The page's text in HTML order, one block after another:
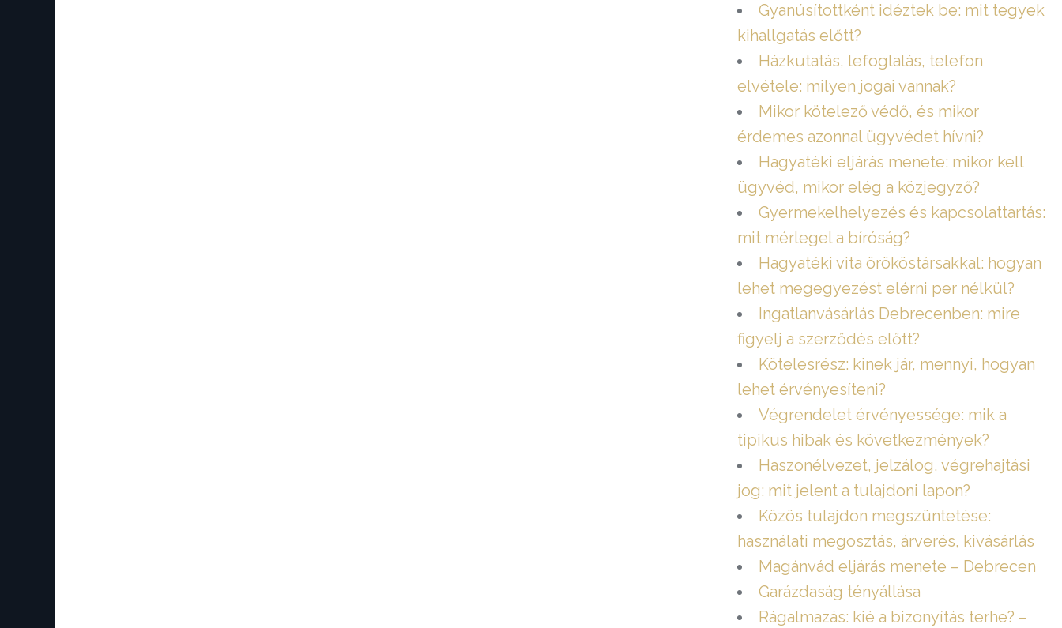
Gyanúsítottként idéztek be: mit tegyek
kihallgatás előtt?
Házkutatás, lefoglalás, telefon
elvétele: milyen jogai vannak?
Mikor kötelező védő, és mikor
érdemes azonnal ügyvédet hívni?
Hagyatéki eljárás menete: mikor kell
ügyvéd, mikor elég a közjegyző?
Gyermekelhelyezés és kapcsolattartás:
mit mérlegel a bíróság?
Hagyatéki vita örököstársakkal: hogyan
lehet megegyezést elérni per nélkül?
Ingatlanvásárlás Debrecenben: mire
figyelj a szerződés előtt?
Kötelesrész: kinek jár, mennyi, hogyan
lehet érvényesíteni?
Végrendelet érvényessége: mik a
tipikus hibák és következmények?
Haszonélvezet, jelzálog, végrehajtási
jog: mit jelent a tulajdoni lapon?
Közös tulajdon megszüntetése:
használati megosztás, árverés, kivásárlás
Magánvád eljárás menete – Debrecen
Garázdaság tényállása
Rágalmazás: kié a bizonyítás terhe? –